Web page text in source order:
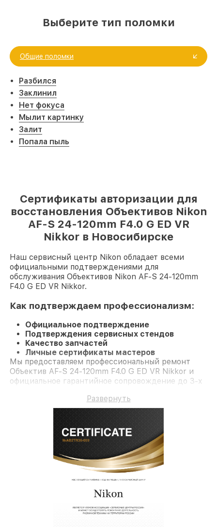
Выберите тип поломки
Общие поломки
Разбился
Заклинил
Нет фокуса
Мылит картинку
Залит
Попала пыль
Сертификаты авторизации для
восстановления Объективов Nikon
AF-S 24-120mm F4.0 G ED VR
Nikkor в Новосибирске
Наш сервисный центр Nikon обладает всеми
официальными подтверждениями для
обслуживания Объективов Nikon AF-S 24-120mm
F4.0 G ED VR Nikkor.
Как подтверждаем профессионализм:
Официальное подтверждение
Подтверждения сервисных стендов
Качество запчастей
Личные сертификаты мастеров
Мы предоставляем профессиональный ремонт
Объектив AF-S 24-120mm F4.0 G ED VR Nikkor и
официальное гарантийное сопровождение до 3-х
Развернуть